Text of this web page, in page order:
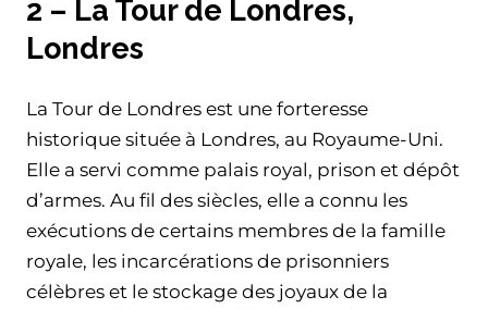
2 – La Tour de Londres,
Londres
La Tour de Londres est une forteresse
historique située à Londres, au Royaume-Uni.
Elle a servi comme palais royal, prison et dépôt
d’armes. Au fil des siècles, elle a connu les
exécutions de certains membres de la famille
royale, les incarcérations de prisonniers
célèbres et le stockage des joyaux de la